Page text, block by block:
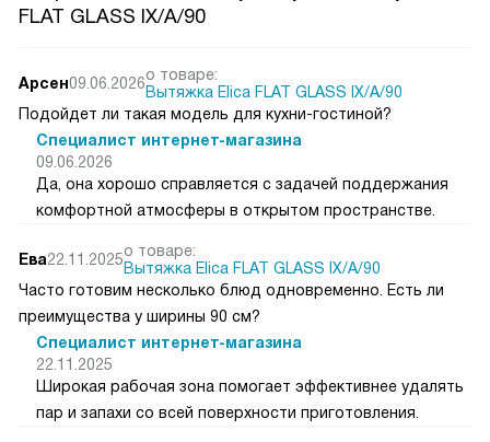
FLAT GLASS IX/A/90
Арсен09.06.2026о товаре:
Вытяжка Elica FLAT GLASS IX/A/90
Подойдет ли такая модель для кухни-гостиной?
Специалист интернет-магазина
09.06.2026
Да, она хорошо справляется с задачей поддержания
комфортной атмосферы в открытом пространстве.
Ева22.11.2025о товаре:
Вытяжка Elica FLAT GLASS IX/A/90
Часто готовим несколько блюд одновременно. Есть ли
преимущества у ширины 90 см?
Специалист интернет-магазина
22.11.2025
Широкая рабочая зона помогает эффективнее удалять
пар и запахи со всей поверхности приготовления.